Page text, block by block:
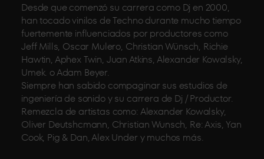
Desde que comenzó su carrera como Dj en 2000,
han tocado vinilos de Techno durante mucho tiempo
fuertemente influenciados por productores como
Jeff Mills, Oscar Mulero, Christian Wünsch, Richie
Hawtin, Aphex Twin, Juan Atkins, Alexander Kowalsky,
Umek. o Adam Beyer.
Siempre han sabido compaginar sus estudios de
ingeniería de sonido y su carrera de Dj / Productor.
Remezcla de artistas como: Alexander Kowalsky,
Oliver Deutshcmann, Christian Wunsch, Re: Axis, Yan
Cook, Pig & Dan, Alex Under y muchos más.